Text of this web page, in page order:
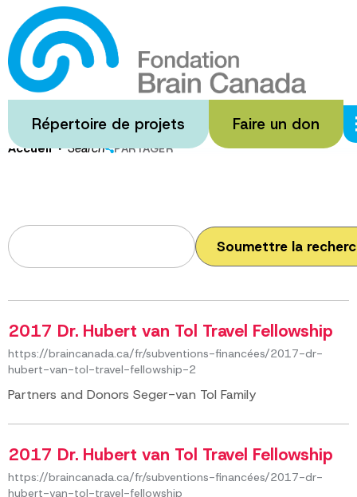
Passer
au
contenu
principal
Répertoire de projets Faire un don
Search
Accueil · Search PARTAGER
2017 Dr. Hubert van Tol Travel Fellowship
https://braincanada.ca/fr/subventions-financées/2017-dr-
hubert-van-tol-travel-fellowship-2
Partners and Donors Seger-van Tol Family
2017 Dr. Hubert van Tol Travel Fellowship
https://braincanada.ca/fr/subventions-financées/2017-dr-
hubert-van-tol-travel-fellowship